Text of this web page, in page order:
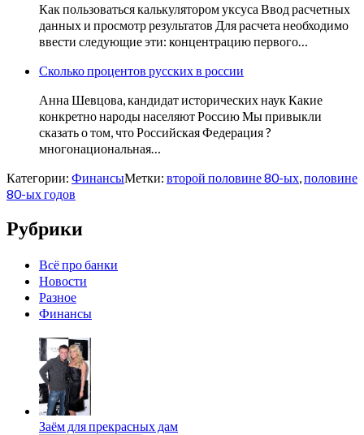
Как пользоваться калькулятором уксуса Ввод расчетных
данных и просмотр результатов Для расчета необходимо
ввести следующие эти: концентрацию первого…
Сколько процентов русских в россии
Анна Шевцова, кандидат исторических наук Какие
конкретно народы населяют Россию Мы привыкли
сказать о том, что Российская Федерация ?
многонациональная…
Категории: ФинансыМетки: второй половине 80-ых,половине
80-ых годов
Рубрики
Всё про банки
Новости
Разное
Финансы
Заём для прекрасных дам